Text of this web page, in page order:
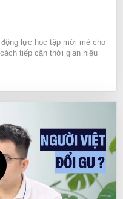
lực học tập mới mẻ cho
tiếp cận thời gian hiệu